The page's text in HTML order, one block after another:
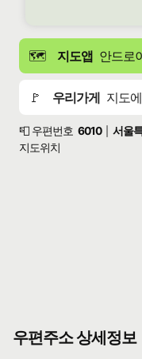
🗺️ 지도앱 안드로
🚩 우리가게 지도
📮 우편번호 6010
서울
지도위치
우편주소 상세정보